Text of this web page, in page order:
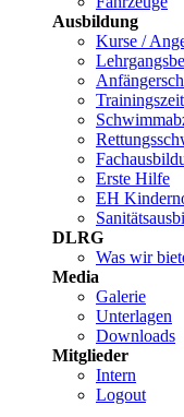
Ausbildung
Kurse /
Erste Hilfe
EH
DLRG
Was wir
Media
Galerie
Unterlagen
Downloads
Mitglieder
Intern
Logout